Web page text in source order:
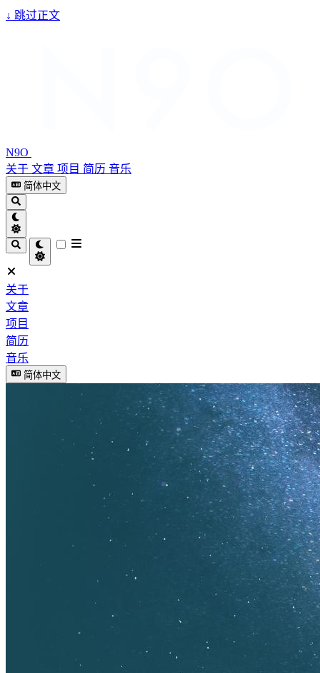
↓ 跳过正文
N9O
关于 文章 项目 简历 音乐
简体中文
关于
文章
项目
简历
音乐
简体中文